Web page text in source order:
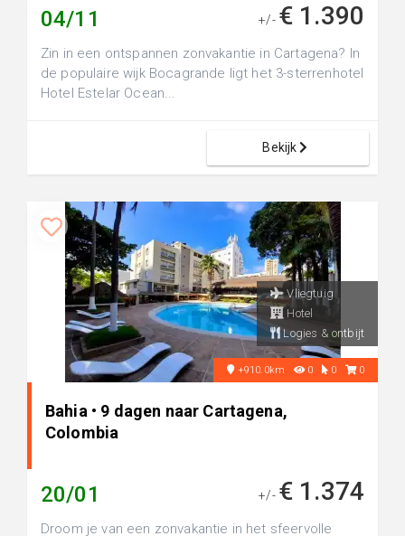
04/11 +/- € 1.390
Zin in een ontspannen zonvakantie in Cartagena? In
de populaire wijk Bocagrande ligt het 3-sterrenhotel
Hotel Estelar Ocean...
Bekijk
Vliegtuig
Hotel
Logies & ontbijt
+910.0km 0 0 0
Bahia • 9 dagen naar Cartagena,
Colombia
20/01 +/- € 1.374
Droom je van een zonvakantie in het sfeervolle